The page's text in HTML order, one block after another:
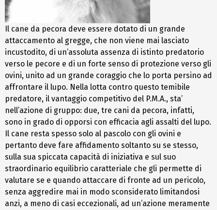
Il cane da pecora deve essere dotato di un grande
attaccamento al gregge, che non viene mai lasciato
incustodito, di un’assoluta assenza di istinto predatorio
verso le pecore e di un forte senso di protezione verso gli
ovini, unito ad un grande coraggio che lo porta persino ad
affrontare il lupo. Nella lotta contro questo temibile
predatore, il vantaggio competitivo del P.M.A., sta’
nell’azione di gruppo: due, tre cani da pecora, infatti,
sono in grado di opporsi con efficacia agli assalti del lupo.
Il cane resta spesso solo al pascolo con gli ovini e
pertanto deve fare affidamento soltanto su se stesso,
sulla sua spiccata capacità di iniziativa e sul suo
straordinario equilibrio caratteriale che gli permette di
valutare se e quando attaccare di fronte ad un pericolo,
senza aggredire mai in modo sconsiderato limitandosi
anzi, a meno di casi eccezionali, ad un’azione meramente